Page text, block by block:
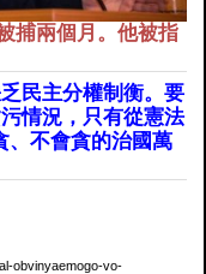
捕兩個月。他被指
民主分權制衡。要
情況，只有從憲法
、不會貪的治國萬
obvinyaemogo-vo-